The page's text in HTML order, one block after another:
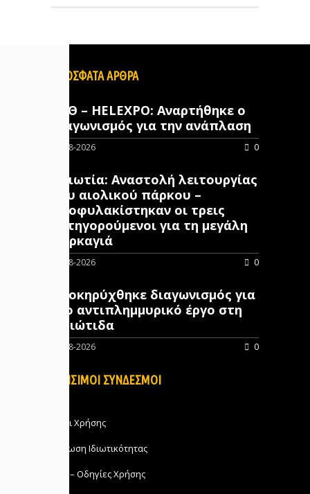
ΠΡΟΣΦΑΤΑ ΑΡΘΡΑ
ΔΕΘ – HELEXPO: Αναρτήθηκε ο
διαγωνισμός για την ανάπλαση
07-08-2026 0
Βοιωτία: Αναστολή λειτουργίας
του αιολικού πάρκου –
Προφυλακίστηκαν οι τρεις
κατηγορούμενοι για τη μεγάλη
πυρκαγιά
07-08-2026 0
Προκηρύχθηκε διαγωνισμός για
νέo αντιπλημμυρικό έργο στη
Φθιώτιδα
07-08-2026 0
ΧΡΗΣΙΜΟΙ ΣΥΝΔΕΣΜΟΙ
Όροι Χρήσης
Δήλωση Ιδιωτικότητας
FAQ – Οδηγίες Χρήσης